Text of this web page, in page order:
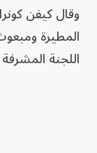
وقال كيفن
المطيرة
اللجنة